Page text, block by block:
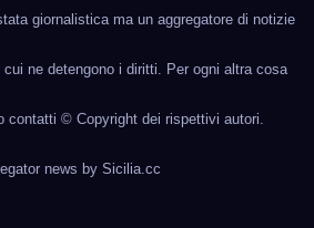
giornalistica ma un aggregatore di notizie
ne detengono i diritti. Per ogni altra cosa
contatti © Copyright dei rispettivi autori.
news by Sicilia.cc